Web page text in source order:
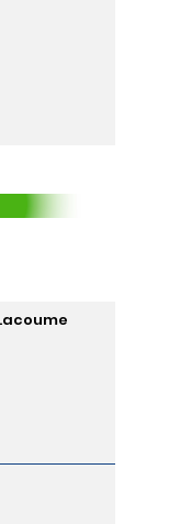
Carretero]
Carretero]
Lacoume]